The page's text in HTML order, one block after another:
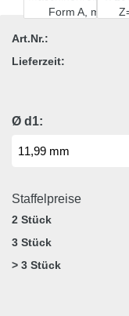
Art.Nr.:
Lieferzeit:
Ø d1:
Staffelpreise
2 Stück
3 Stück
> 3 Stück